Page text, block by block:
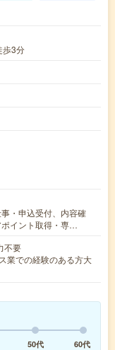
歩3分
・申込受付、内容確
イント取得・専…
不要
業での経験のある方大
50代 60代